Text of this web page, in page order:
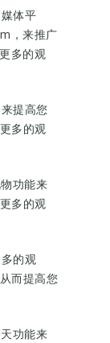
体平
，来推广
多的观
提高您
多的观
功能来
多的观
的观
而提高您
功能来